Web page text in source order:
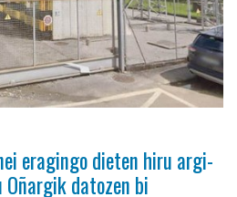
eragingo dieten hiru argi-
datozen bi